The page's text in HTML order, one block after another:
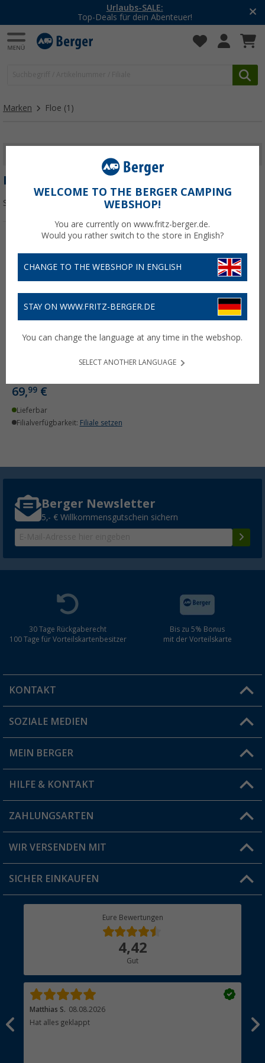
Urlaubs-SALE:
Top-Deals für dein Abenteuer!
Marken Floe (1)
FLOE
Sortieren:
für Frischwassersystem
69,99 €
Lieferbar
Filialverfügbarkeit: Filiale setzen
Berger Newsletter
5,- € Willkommensgutschein sichern
30 Tage Rückgaberecht
100 Tage für Vorteilskartenbesitzer
Bis zu 5% Bonus
mit der Vorteilskarte
KONTAKT
Du hast eine Frage?
Filiale finden
SOZIALE MEDIEN
MEIN BERGER
Vorteilskarte
Blog
Jobs & Karriere
HILFE & KONTAKT
FAQ & Kontakt
Versandinformationen
Rücksendung
ZAHLUNGSARTEN
WIR VERSENDEN MIT
SICHER EINKAUFEN
Eure Bewertungen
4,42
Gut
Matthias S. 08.08.2026
Hat alles geklappt
WELCOME TO THE BERGER CAMPING
WEBSHOP!
You are currently on www.fritz-berger.de.
Would you rather switch to the store in English?
CHANGE TO THE WEBSHOP IN ENGLISH
STAY ON WWW.FRITZ-BERGER.DE
You can change the language at any time in the webshop.
SELECT ANOTHER LANGUAGE